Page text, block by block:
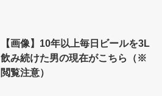
【画像】10年以上毎日ビールを3L
飲み続けた男の現在がこちら（※
閲覧注意）